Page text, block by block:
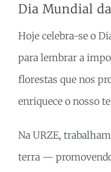
Dia Mundial
Hoje celebra-se o
para lembrar a
florestas que nos
enriquece o nosso
Na URZE,
terra —